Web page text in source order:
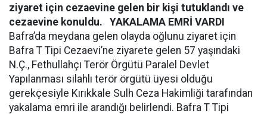
ziyaret için cezaevine gelen bir kişi tutuklandı ve
cezaevine konuldu.
YAKALAMA EMRİ VARDI
Bafra’da meydana gelen olayda oğlunu ziyaret için
Bafra T Tipi Cezaevi’ne ziyarete gelen 57 yaşındaki
N.Ç., Fethullahçı Terör Örgütü Paralel Devlet
Yapılanması silahlı terör örgütü üyesi olduğu
gerekçesiyle Kırıkkale Sulh Ceza Hakimliği tarafından
yakalama emri ile arandığı belirlendi. Bafra T Tipi